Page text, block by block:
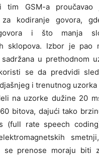
tim GSM-a proučavao
za kodiranje govora,
i što manja
sklopova. Izbor je pao
sadržana u prethodnom
se da predvidi
i trenutnog
na uzorke dužine 20
bitova, dajući tako
(full rate speech
se prenose moraju biti